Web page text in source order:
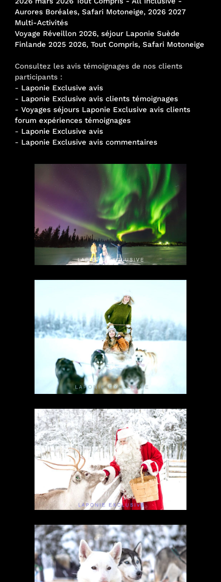
Aurores Boréales, Safari Motoneige, 2026 2027
Multi-Activités
Voyage Réveillon 2026, séjour Laponie Suède
Finlande 2025 2026, Tout Compris, Safari Motoneige
Consultez les avis témoignages de nos clients
participants :
- Laponie Exclusive avis
- Laponie Exclusive avis clients témoignages
- Voyages séjours Laponie Exclusive avis clients
forum expériences témoignages
- Laponie Exclusive avis
- Laponie Exclusive avis commentaires